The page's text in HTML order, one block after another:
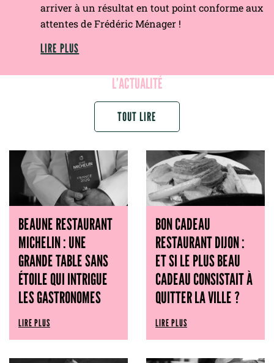
arriver à un résultat en tout point conforme aux
attentes de Frédéric Ménager !
LIRE PLUS
L’ACTUALITÉ
TOUT LIRE
BEAUNE RESTAURANT
MICHELIN : UNE
GRANDE TABLE SANS
ÉTOILE QUI INTRIGUE
LES GASTRONOMES
LIRE PLUS
BON CADEAU
RESTAURANT DIJON :
ET SI LE PLUS BEAU
CADEAU CONSISTAIT À
QUITTER LA VILLE ?
LIRE PLUS